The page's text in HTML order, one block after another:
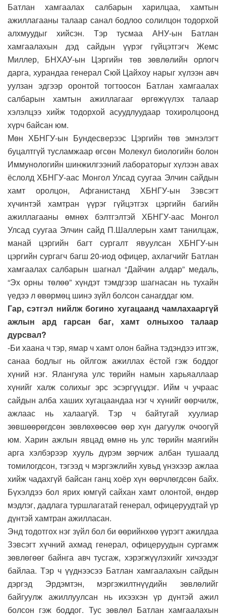
Батлан хамгаалах салбарын харилцаа, хамтын
ажиллагааны талаар санал бодлоо солилцон тодорхой
алхмуудыг хийсэн. Тэр тусмаа АНУ-ын Батлан
хамгаалахын дэд сайдын үүрэг гүйцэтгэгч Жемс
Миллер, БНХАУ-ын Цэргийн төв зөвлөлийн орлогч
дарга, хурандаа генерал Сюй Цайхоу нарыг хүлээн авч
уулзан эдгээр оронтой тогтоосон Батлан хамгаалах
салбарын хамтын ажиллагааг өргөжүүлэх талаар
хэлэлцээ хийж тодорхой асуудлуудаар тохиролцоонд
хүрч байсан юм.
Мөн ХБНГУ-ын Бундесверээс Цэргийн төв эмнэлэгт
буцалтгүй тусламжаар өгсөн Молекул биологийн болон
Иммунологийн шинжилгээний лабораторыг хүлээн авах
ёслолд ХБНГУ-аас Монгол Улсад суугаа Элчин сайдын
хамт оролцон, Афганистанд ХБНГУ-ын Зэвсэгт
хүчинтэй хамтран үүрэг гүйцэтгэх цэргийн багийн
ажиллагааны өмнөх бэлтгэлтэй ХБНГУ-аас Монгол
Улсад суугаа Элчин сайд П.Шаллерын хамт танилцаж,
манай цэргийн багт сургалт явуулсан ХБНГУ-ын
цэргийн сургагч багш 20-иод офицер, ахлагчийг Батлан
хамгаалах салбарын шагнал “Дайчин алдар” медаль,
“Эх орны төлөө” хүндэт тэмдгээр шагнасан нь тухайн
үедээ л өвөрмөц шинэ зүйл болсон санагддаг юм.
Гар, сэтгэл нийлж богино хугацаанд чамлахааргүй
ажлын ард гарсан баг, хамт олныхоо талаар
дурсвал?
-Би хаана ч тэр, ямар ч хамт олон байна тэдэндээ итгэж,
санаа бодлыг нь ойлгож ажиллах ёстой гэж боддог
хүний нэг. Ялангуяа улс төрийн намын харьяаллаар
хүнийг халж солихыг эрс эсэргүүцдэг. Ийм ч учраас
сайдын алба хаших хугацаандаа нэг ч хүнийг өөрчилж,
ажлаас нь халаагүй. Тэр ч байтугай хуулиар
зөвшөөрөгдсөн зөвлөхөөсөө өөр хүн дагуулж очоогүй
юм. Харин ажлын явцад өмнө нь улс төрийн маягийн
арга хэлбэрээр хууль дүрэм зөрчиж албан тушаалд
томилогдсон, тэгээд ч мэргэжлийн хувьд үнэхээр ажлаа
хийж чадахгүй байсан ганц хоёр хүн өөрчлөгдсөн байх.
Бүхэлдээ бол ярих юмгүй сайхан хамт олонтой, өндөр
мэдлэг, дадлага туршлагатай генерал, офицеруудтай үр
дүнтэй хамтран ажилласан.
Энд тодотгох нэг зүйл бол би өөрийнхөө үүрэгт ажилдаа
Зэвсэгт хүчний ахмад генерал, офицеруудын сургамж
зөвлөгөөг байнга авч тусгаж, хэрэгжүүлэхийг хичээдэг
байлаа. Тэр ч үүднээсээ Батлан хамгаалахын сайдын
дэргэд Эрдэмтэн, мэргэжилтнүүдийн зөвлөлийг
байгуулж ажиллуулсан нь ихээхэн үр дүнтэй ажил
болсон гэж боддог. Тус зөвлөл Батлан хамгаалахын